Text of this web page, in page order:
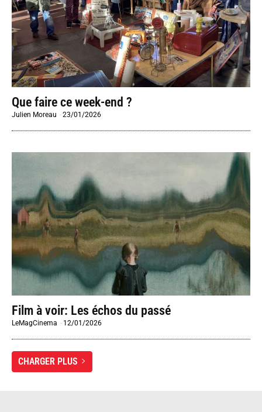
Que faire ce week-end ?
Julien Moreau -23/01/2026
Film à voir: Les échos du passé
LeMagCinema - 12/01/2026
CHARGER PLUS